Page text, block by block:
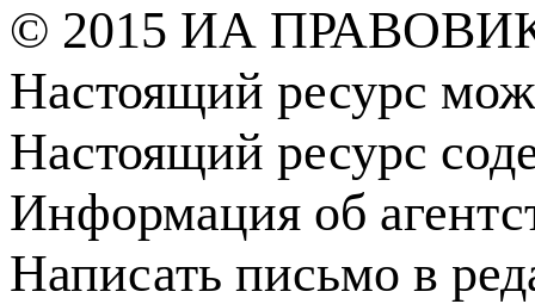
© 2015 ИА
Настоящий ресурс
Настоящий ресурс
Информация об
Написать письмо в